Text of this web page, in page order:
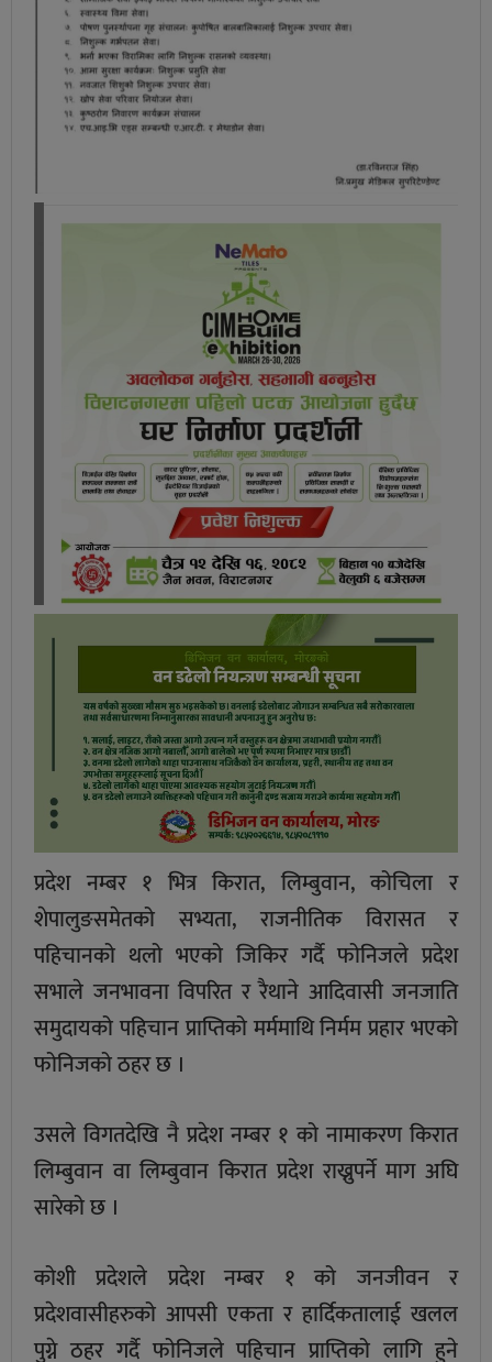
प्रदेश नम्बर १ भित्र किरात, लिम्बुवान, कोचिला र
शेपालुङसमेतको सभ्यता, राजनीतिक विरासत र
पहिचानको थलो भएको जिकिर गर्दै फोनिजले प्रदेश
सभाले जनभावना विपरित र रैथाने आदिवासी जनजाति
समुदायको पहिचान प्राप्तिको मर्ममाथि निर्मम प्रहार भएको
फोनिजको ठहर छ ।
उसले विगतदेखि नै प्रदेश नम्बर १ को नामाकरण किरात
लिम्बुवान वा लिम्बुवान किरात प्रदेश राख्नुपर्ने माग अघि
सारेको छ ।
कोशी प्रदेशले प्रदेश नम्बर १ को जनजीवन र
प्रदेशवासीहरुको आपसी एकता र हार्दिकतालाई खलल
पुग्ने ठहर गर्दै फोनिजले पहिचान प्राप्तिको लागि हुने